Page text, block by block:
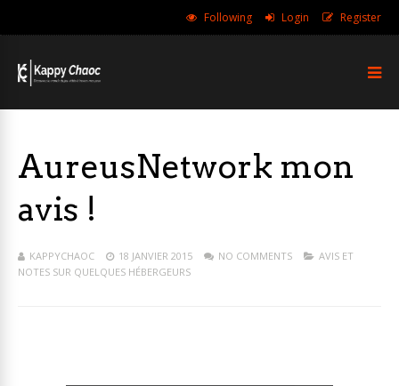
Following Login Register
AureusNetwork mon
avis !
KAPPYCHAOC 18 JANVIER 2015 NO COMMENTS
AVIS ET
NOTES SUR QUELQUES HÉBERGEURS